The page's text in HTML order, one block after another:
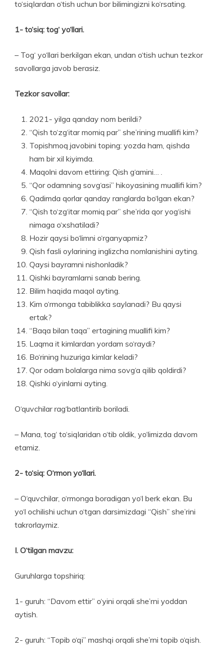
to‘siqlardan o‘tish uchun bor bilimingizni ko‘rsating.
1- to‘siq: tog‘ yo‘llari.
– Tog‘ yo‘llari berkilgan ekan, undan o‘tish uchun tezkor
savollarga javob berasiz.
Tezkor savollar:
2021- yilga qanday nom berildi?
“Qish to‘zg‘itar momiq par” she’rining muallifi kim?
Topishmoq javobini toping: yozda ham, qishda
ham bir xil kiyimda.
Maqolni davom ettiring: Qish g‘amini… .
“Qor odamning sovg‘asi” hikoyasining muallifi kim?
Qadimda qorlar qanday ranglarda bo‘lgan ekan?
“Qish to‘zg‘itar momiq par” she’rida qor yog‘ishi
nimaga o‘xshatiladi?
Hozir qaysi bo‘limni o‘rganyapmiz?
Qish fasli oylarining inglizcha nomlanishini ayting.
Qaysi bayramni nishonladik?
Qishki bayramlarni sanab bering.
Bilim haqida maqol ayting.
Kim o‘rmonga tabiblikka saylanadi? Bu qaysi
ertak?
“Baqa bilan taqa” ertagining muallifi kim?
Laqma it kimlardan yordam so‘raydi?
Bo‘rining huzuriga kimlar keladi?
Qor odam bolalarga nima sovg‘a qilib qoldirdi?
Qishki o‘yinlarni ayting.
O‘quvchilar rag‘batlantirib boriladi.
– Mana, tog‘ to‘siqlaridan o‘tib oldik, yo‘limizda davom
etamiz.
2- to‘siq: O‘rmon yo‘llari.
– O‘quvchilar, o‘rmonga boradigan yo‘l berk ekan. Bu
yo‘l ochilishi uchun o‘tgan darsimizdagi “Qish” she’rini
takrorlaymiz.
I. O‘tilgan mavzu:
Guruhlarga topshiriq:
1- guruh: “Davom ettir” o‘yini orqali she’rni yoddan
aytish.
2- guruh: “Topib o‘qi” mashqi orqali she’rni topib o‘qish.